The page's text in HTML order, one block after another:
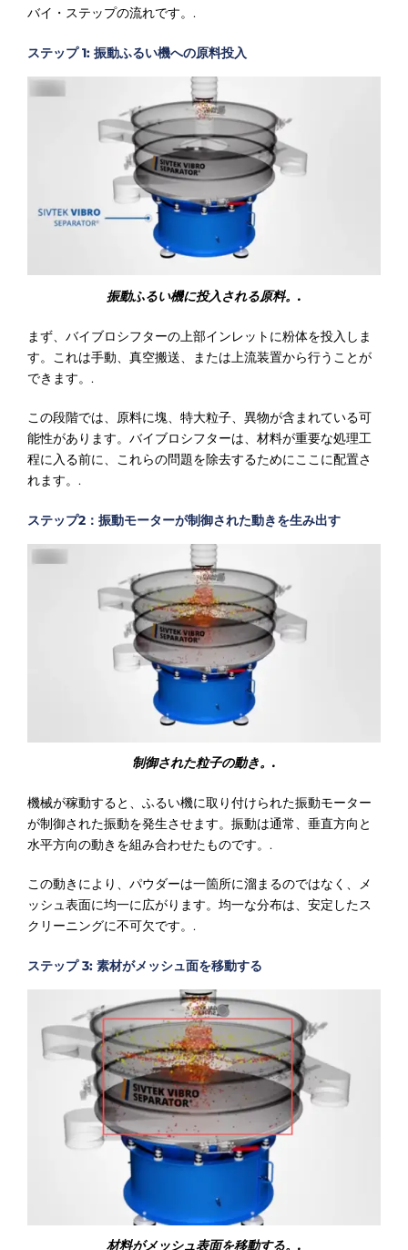
バイ・ステップの流れです。.
ステップ 1: 振動ふるい機への原料投入
振動ふるい機に投入される原料。.
まず、バイブロシフターの上部インレットに粉体を投入しま
す。これは手動、真空搬送、または上流装置から行うことが
できます。.
この段階では、原料に塊、特大粒子、異物が含まれている可
能性があります。バイブロシフターは、材料が重要な処理工
程に入る前に、これらの問題を除去するためにここに配置さ
れます。.
ステップ2：振動モーターが制御された動きを生み出す
制御された粒子の動き。.
機械が稼動すると、ふるい機に取り付けられた振動モーター
が制御された振動を発生させます。振動は通常、垂直方向と
水平方向の動きを組み合わせたものです。.
この動きにより、パウダーは一箇所に溜まるのではなく、メ
ッシュ表面に均一に広がります。均一な分布は、安定したス
クリーニングに不可欠です。.
ステップ 3: 素材がメッシュ面を移動する
材料がメッシュ表面を移動する。.